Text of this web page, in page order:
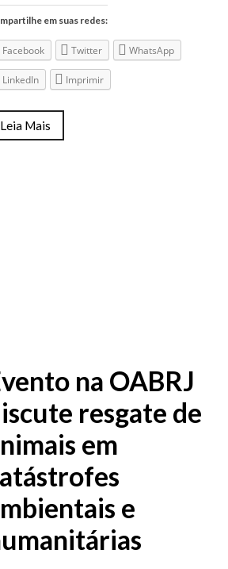
em suas redes:
Facebook Twitter WhatsApp
LinkedIn Imprimir
Leia Mais
na OABRJ
resgate de
em
e